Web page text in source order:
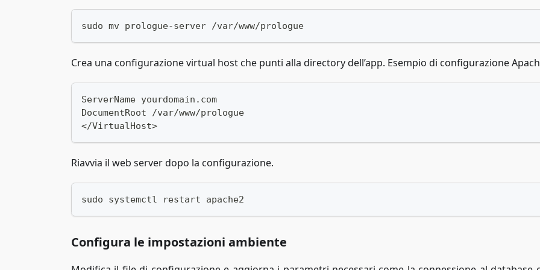
sudo mv prologue-server /var/www/prologue
Crea una configurazione virtual host che punti alla directory dell’app. Esempio di configurazione
ServerName yourdomain.com
DocumentRoot /var/www/prologue
</VirtualHost>
Riavvia il web server dopo la configurazione.
sudo systemctl restart apache2
Configura le impostazioni ambiente